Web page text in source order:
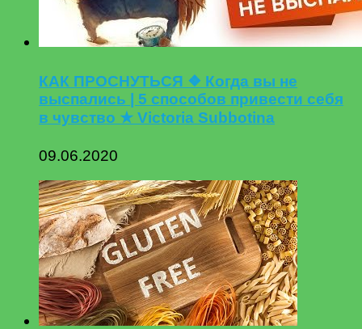
КАК ПРОСНУТЬСЯ ❖ Когда вы не
выспались | 5 способов привести себя
в чувство ★ Victoria Subbotina
09.06.2020